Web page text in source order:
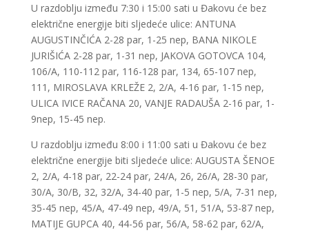
U razdoblju između 7:30 i 15:00 sati u Đakovu će bez
električne energije biti sljedeće ulice: ANTUNA
AUGUSTINČIĆA 2-28 par, 1-25 nep, BANA NIKOLE
JURIŠIĆA 2-28 par, 1-31 nep, JAKOVA GOTOVCA 104,
106/A, 110-112 par, 116-128 par, 134, 65-107 nep,
111, MIROSLAVA KRLEŽE 2, 2/A, 4-16 par, 1-15 nep,
ULICA IVICE RAČANA 20, VANJE RADAUŠA 2-16 par, 1-
9nep, 15-45 nep.
U razdoblju između 8:00 i 11:00 sati u Đakovu će bez
električne energije biti sljedeće ulice: AUGUSTA ŠENOE
2, 2/A, 4-18 par, 22-24 par, 24/A, 26, 26/A, 28-30 par,
30/A, 30/B, 32, 32/A, 34-40 par, 1-5 nep, 5/A, 7-31 nep,
35-45 nep, 45/A, 47-49 nep, 49/A, 51, 51/A, 53-87 nep,
MATIJE GUPCA 40, 44-56 par, 56/A, 58-62 par, 62/A,